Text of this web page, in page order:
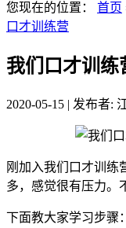
您现在的位置： 首页
口才训练营
我们口才训练
2020-05-15 | 发布者:
刚加入我们口才训练
多，感觉很有压力。
下面教大家学习步骤：